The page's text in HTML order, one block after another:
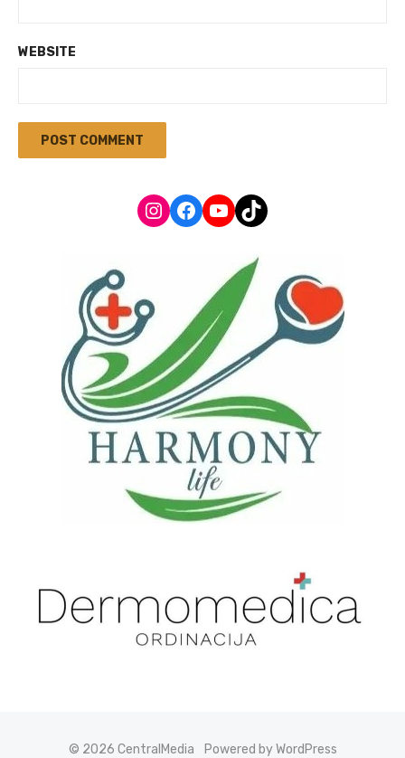
WEBSITE
Instagram
Facebook
YouTube
TikTok
© 2026 CentralMedia Powered by WordPress